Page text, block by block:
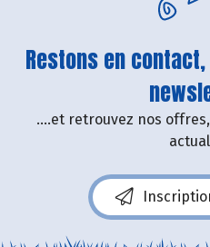
Restons en
....et retrouvez nos